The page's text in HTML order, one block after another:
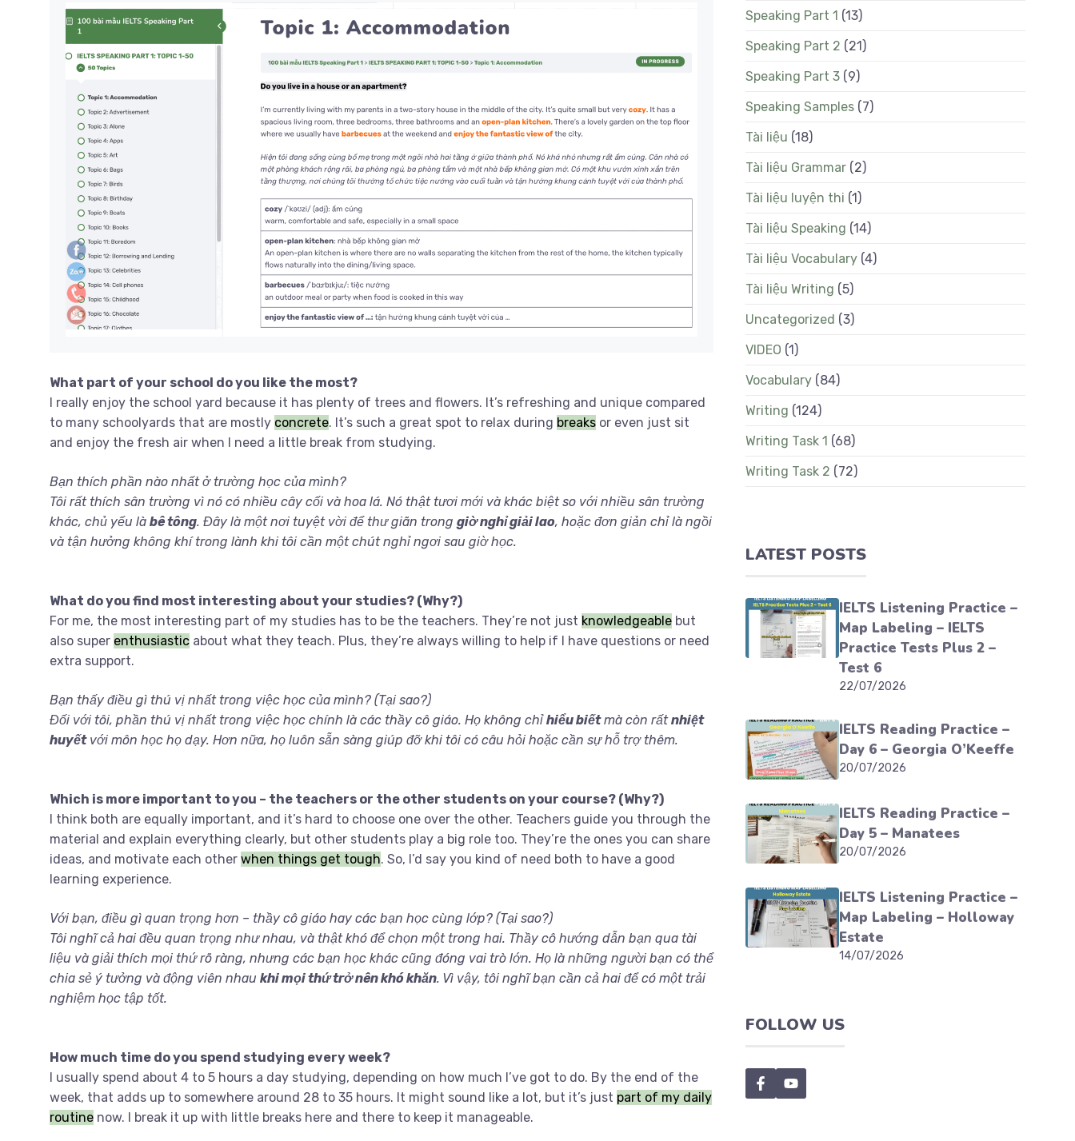
What part of your school do you like the most?
I really enjoy the school yard because it has plenty of trees and flowers. It’s refreshing and unique compared
to many schoolyards that are mostly concrete. It’s such a great spot to relax during breaks or even just sit
and enjoy the fresh air when I need a little break from studying.
Bạn thích phần nào nhất ở trường học của mình?
Tôi rất thích sân trường vì nó có nhiều cây cối và hoa lá. Nó thật tươi mới và khác biệt so với nhiều sân trường
khác, chủ yếu là bê tông. Đây là một nơi tuyệt vời để thư giãn trong giờ nghỉ giải lao, hoặc đơn giản chỉ là ngồi
và tận hưởng không khí trong lành khi tôi cần một chút nghỉ ngơi sau giờ học.
What do you find most interesting about your studies? (Why?)
For me, the most interesting part of my studies has to be the teachers. They’re not just knowledgeable but
also super enthusiastic about what they teach. Plus, they’re always willing to help if I have questions or need
extra support.
Bạn thấy điều gì thú vị nhất trong việc học của mình? (Tại sao?)
Đối với tôi, phần thú vị nhất trong việc học chính là các thầy cô giáo. Họ không chỉhiểu biếtmà còn rấtnhiệt
huyếtvới môn học họ dạy. Hơn nữa, họ luôn sẵn sàng giúp đỡ khi tôi có câu hỏi hoặc cần sự hỗ trợ thêm.
Which is more important to you – the teachers or the other students on your course? (Why?)
I think both are equally important, and it’s hard to choose one over the other. Teachers guide you through the
material and explain everything clearly, but other students play a big role too. They’re the ones you can share
ideas, and motivate each other when things get tough. So, I’d say you kind of need both to have a good
learning experience.
Với bạn, điều gì quan trọng hơn – thầy cô giáo hay các bạn học cùng lớp? (Tại sao?)
Tôi nghĩ cả hai đều quan trọng như nhau, và thật khó để chọn một trong hai. Thầy cô hướng dẫn bạn qua tài
liệu và giải thích mọi thứ rõ ràng, nhưng các bạn học khác cũng đóng vai trò lớn. Họ là những người bạn có thể
chia sẻ ý tưởng và động viên nhau khi mọi thứ trở nên khó khăn. Vì vậy, tôi nghĩ bạn cần cả hai để có một trải
nghiệm học tập tốt.
How much time do you spend studying every week?
I usually spend about 4 to 5 hours a day studying, depending on how much I’ve got to do. By the end of the
week, that adds up to somewhere around 28 to 35 hours. It might sound like a lot, but it’s just part of my daily
routine now. I break it up with little breaks here and there to keep it manageable.
Speaking Part 1 (13)
Speaking Part 2 (21)
Speaking Part 3 (9)
Speaking Samples (7)
Tài liệu (18)
Tài liệu Grammar (2)
Tài liệu luyện thi (1)
Tài liệu Speaking (14)
Tài liệu Vocabulary (4)
Tài liệu Writing (5)
Uncategorized (3)
VIDEO (1)
Vocabulary (84)
Writing (124)
Writing Task 1 (68)
Writing Task 2 (72)
LATEST POSTS
IELTS Listening Practice –
Map Labeling – IELTS
Practice Tests Plus 2 –
Test 6
22/07/2026
IELTS Reading Practice –
Day 6 – Georgia O’Keeffe
20/07/2026
IELTS Reading Practice –
Day 5 – Manatees
20/07/2026
IELTS Listening Practice –
Map Labeling – Holloway
Estate
14/07/2026
FOLLOW US